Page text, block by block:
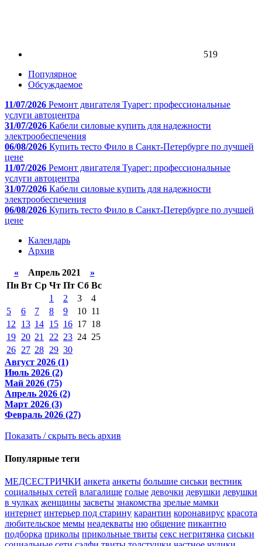
519
Популярное
Обсуждаемое
11/07/2026 Ремонт двигателя Туарег: профессиональные
услуги автоцентра
31/07/2026 Кабели силовые купить для надежности
электрообеспечения
06/08/2026 Купить тесто Фило в Санкт-Петербурге по лучшей
цене
11/07/2026 Ремонт двигателя Туарег: профессиональные
услуги автоцентра
31/07/2026 Кабели силовые купить для надежности
электрообеспечения
06/08/2026 Купить тесто Фило в Санкт-Петербурге по лучшей
цене
Календарь
Архив
«Апрель 2021 »
Пн Вт Ср Чт Пт Сб Вс
1
2 3
4
5
6 7 8 9 10 11
12
13 14 15 16 17 18
19 20 21 22 23 24 25
26 27 28 29 30
Август 2026 (1)
Июль 2026 (2)
Май 2026 (75)
Апрель 2026 (2)
Март 2026 (3)
Февраль 2026 (27)
Показать / скрыть весь архив
Популярные теги
МЕДСЕСТРИЧКИ анкета анкеты большие сиськи вестник
социальных сетей влагалище голые девочки девушки девушки
в чулках женщины засветы знакомства зрелые мамки
интернет интерьер под старину карантин коронавирус красота
любительское мемы неадекваты ню общение пикантно
подборка приколы прикольные твиты секс негритянка сиськи